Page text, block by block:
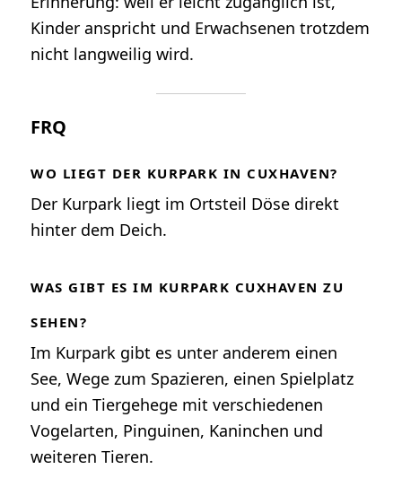
Kinder anspricht und Erwachsenen trotzdem
nicht langweilig wird.
FRQ
WO LIEGT DER KURPARK IN CUXHAVEN?
Der Kurpark liegt im Ortsteil Döse direkt
hinter dem Deich.
WAS GIBT ES IM KURPARK CUXHAVEN ZU
SEHEN?
Im Kurpark gibt es unter anderem einen
See, Wege zum Spazieren, einen Spielplatz
und ein Tiergehege mit verschiedenen
Vogelarten, Pinguinen, Kaninchen und
weiteren Tieren.